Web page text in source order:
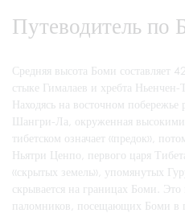
Путеводитель по
Средняя высота Боми составляет
стыке Гималаев и хребта Ньенчен-
Находясь на восточном
Шангри-Ла, окруженная
тибетском означает «предок»,
Ньятри Ценпо, первого царя
«скрытых земель», упомянутых
скрывается на границах Боми.
паломников, посещающих Боми в